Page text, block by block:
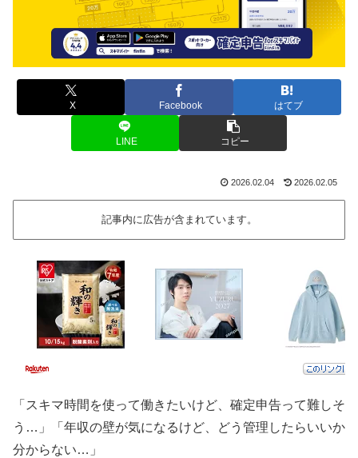
X Facebook はてブ
LINE コピー
2026.02.04 2026.02.05
記事内に広告が含まれています。
「スキマ時間を使って働きたいけど、確定申告って難しそ
う…」「年収の壁が気になるけど、どう管理したらいいか
分からない…」